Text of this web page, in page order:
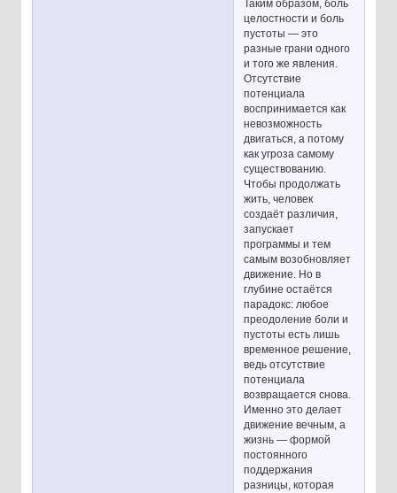
Таким образом, боль
целостности и боль
пустоты — это
разные грани одного
и того же явления.
Отсутствие
потенциала
воспринимается как
невозможность
двигаться, а потому
как угроза самому
существованию.
Чтобы продолжать
жить, человек
создаёт различия,
запускает
программы и тем
самым возобновляет
движение. Но в
глубине остаётся
парадокс: любое
преодоление боли и
пустоты есть лишь
временное решение,
ведь отсутствие
потенциала
возвращается снова.
Именно это делает
движение вечным, а
жизнь — формой
постоянного
поддержания
разницы, которая